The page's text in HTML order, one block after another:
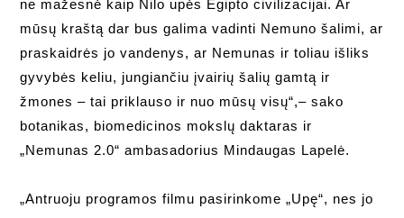
ne mažesnė kaip Nilo upės Egipto civilizacijai. Ar
mūsų kraštą dar bus galima vadinti Nemuno šalimi, ar
praskaidrės jo vandenys, ar Nemunas ir toliau išliks
gyvybės keliu, jungiančiu įvairių šalių gamtą ir
žmones – tai priklauso ir nuo mūsų visų“,– sako
botanikas, biomedicinos mokslų daktaras ir
„Nemunas 2.0“ ambasadorius Mindaugas Lapelė.
„Antruoju programos filmu pasirinkome „Upę“, nes jo